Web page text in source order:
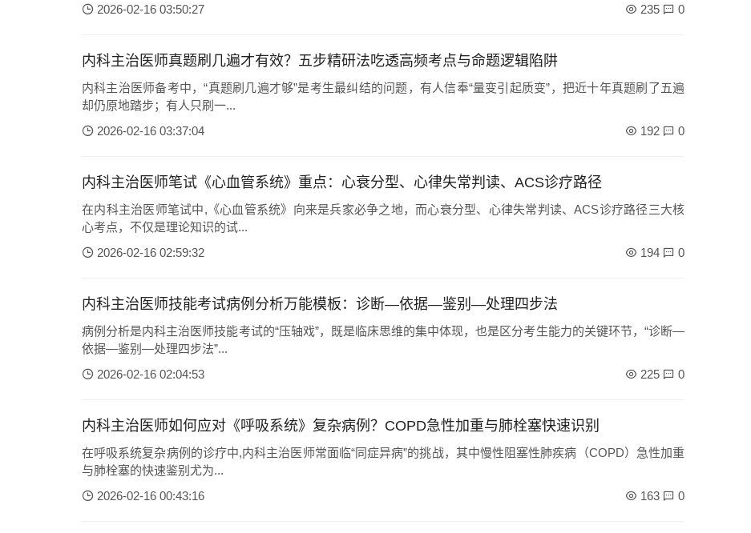
2026-02-16 03:50:27
235 0
内科主治医师真题刷几遍才有效？五步精研法吃透高频考点与命题逻辑陷阱
内科主治医师备考中，“真题刷几遍才够”是考生最纠结的问题，有人信奉“量变引起质变”，把近十年真题刷了五遍
却仍原地踏步；有人只刷一...
2026-02-16 03:37:04
192 0
内科主治医师笔试《心血管系统》重点：心衰分型、心律失常判读、ACS诊疗路径
在内科主治医师笔试中,《心血管系统》向来是兵家必争之地，而心衰分型、心律失常判读、ACS诊疗路径三大核
心考点，不仅是理论知识的试...
2026-02-16 02:59:32
194 0
内科主治医师技能考试病例分析万能模板：诊断—依据—鉴别—处理四步法
病例分析是内科主治医师技能考试的“压轴戏”，既是临床思维的集中体现，也是区分考生能力的关键环节，“诊断—
依据—鉴别—处理四步法”...
2026-02-16 02:04:53
225 0
内科主治医师如何应对《呼吸系统》复杂病例？COPD急性加重与肺栓塞快速识别
在呼吸系统复杂病例的诊疗中,内科主治医师常面临“同症异病”的挑战，其中慢性阻塞性肺疾病（COPD）急性加重
与肺栓塞的快速鉴别尤为...
2026-02-16 00:43:16
163 0